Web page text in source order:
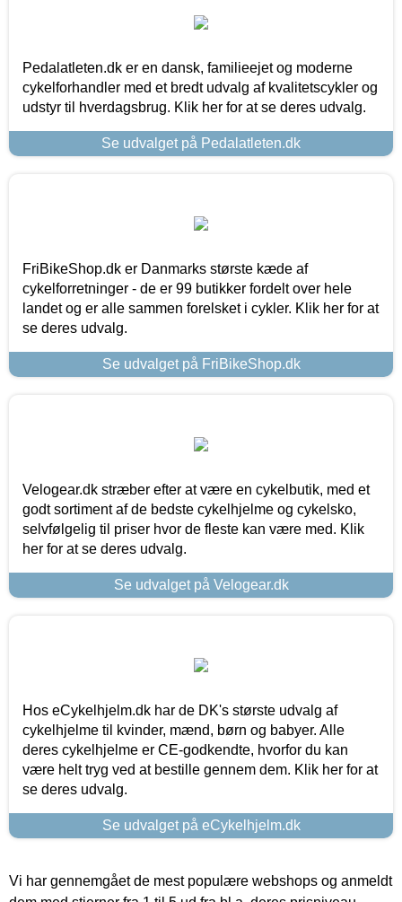
Pedalatleten.dk er en dansk, familieejet og moderne
cykelforhandler med et bredt udvalg af kvalitetscykler og
udstyr til hverdagsbrug. Klik her for at se deres udvalg.
Se udvalget på Pedalatleten.dk
FriBikeShop.dk er Danmarks største kæde af
cykelforretninger - de er 99 butikker fordelt over hele
landet og er alle sammen forelsket i cykler. Klik her for at
se deres udvalg.
Se udvalget på FriBikeShop.dk
Velogear.dk stræber efter at være en cykelbutik, med et
godt sortiment af de bedste cykelhjelme og cykelsko,
selvfølgelig til priser hvor de fleste kan være med. Klik
her for at se deres udvalg.
Se udvalget på Velogear.dk
Hos eCykelhjelm.dk har de DK's største udvalg af
cykelhjelme til kvinder, mænd, børn og babyer. Alle
deres cykelhjelme er CE-godkendte, hvorfor du kan
være helt tryg ved at bestille gennem dem. Klik her for at
se deres udvalg.
Se udvalget på eCykelhjelm.dk
Vi har gennemgået de mest populære webshops og anmeldt